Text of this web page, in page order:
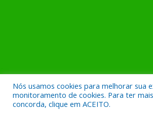
Todos os direitos
Nós usamos cookies para melhorar sua
monitoramento de cookies. Para ter
concorda, clique em ACEITO.